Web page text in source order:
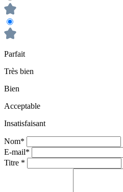
Parfait
Très bien
Bien
Acceptable
Insatisfaisant
Nom*
E-mail*
Titre *